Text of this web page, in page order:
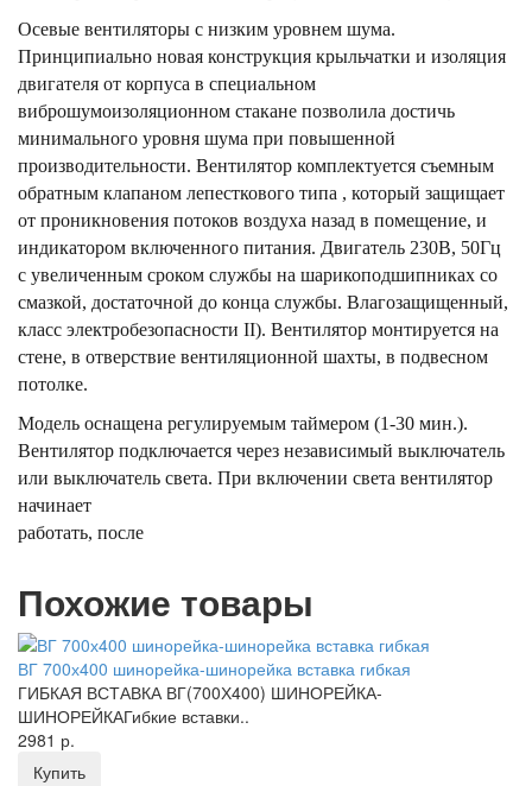
Осевые вентиляторы с низким уровнем шума.
Принципиально новая конструкция крыльчатки и изоляция
двигателя от корпуса в специальном
виброшумоизоляционном стакане позволила достичь
минимального уровня шума при повышенной
производительности. Вентилятор комплектуется съемным
обратным клапаном лепесткового типа , который защищает
от проникновения потоков воздуха назад в помещение, и
индикатором включенного питания. Двигатель 230В, 50Гц
с увеличенным сроком службы на шарикоподшипниках со
смазкой, достаточной до конца службы. Влагозащищенный,
класс электробезопасности II). Вентилятор монтируется на
стене, в отверствие вентиляционной шахты, в подвесном
потолке.
Модель оснащена регулируемым таймером (1-30 мин.).
Вентилятор подключается через независимый выключатель
или выключатель света. При включении света вентилятор
начинает
работать, после
Похожие товары
ВГ 700х400 шинорейка-шинорейка вставка гибкая
ГИБКАЯ ВСТАВКА ВГ(700Х400) ШИНОРЕЙКА-
ШИНОРЕЙКАГибкие вставки..
2981 р.
Купить